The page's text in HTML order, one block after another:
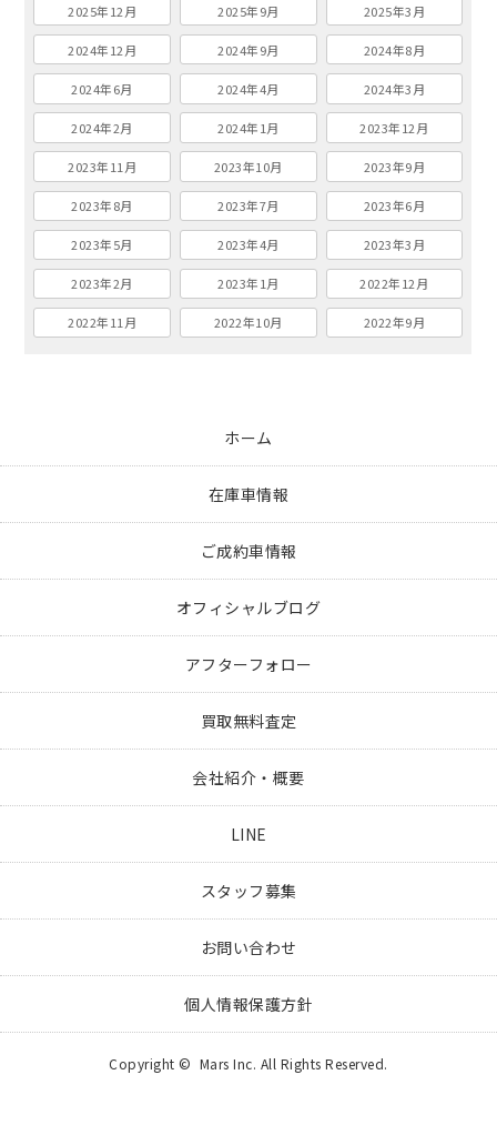
2025年12月 2025年9月 2025年3月
2024年12月 2024年9月 2024年8月
2024年6月 2024年4月 2024年3月
2024年2月 2024年1月 2023年12月
2023年11月 2023年10月 2023年9月
2023年8月 2023年7月 2023年6月
2023年5月 2023年4月 2023年3月
2023年2月 2023年1月 2022年12月
2022年11月 2022年10月 2022年9月
ホーム
在庫車情報
ご成約車情報
オフィシャルブログ
アフターフォロー
買取無料査定
会社紹介・概要
LINE
スタッフ募集
お問い合わせ
個人情報保護方針
Copyright © Mars Inc. All Rights Reserved.